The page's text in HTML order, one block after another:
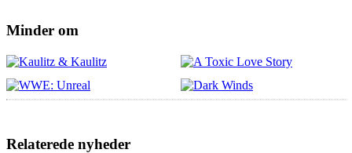
Minder om
Relaterede nyheder